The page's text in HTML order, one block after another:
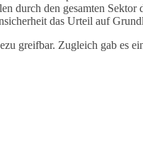
durch den gesamten
das Urteil auf
greifbar. Zugleich gab es